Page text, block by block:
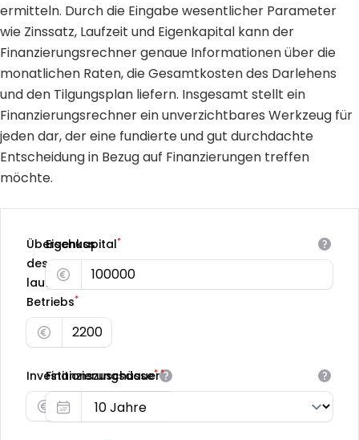
ermitteln. Durch die Eingabe wesentlicher Parameter
wie Zinssatz, Laufzeit und Eigenkapital kann der
Finanzierungsrechner genaue Informationen über die
monatlichen Raten, die Gesamtkosten des Darlehens
und den Tilgungsplan liefern. Insgesamt stellt ein
Finanzierungsrechner ein unverzichtbares Werkzeug für
jeden dar, der eine fundierte und gut durchdachte
Entscheidung in Bezug auf Finanzierungen treffen
möchte.
Überschuss
des
laufenden
Betriebs*
Eigenkapital*
Investitionszuschüsse*
Finanzierungsdauer*